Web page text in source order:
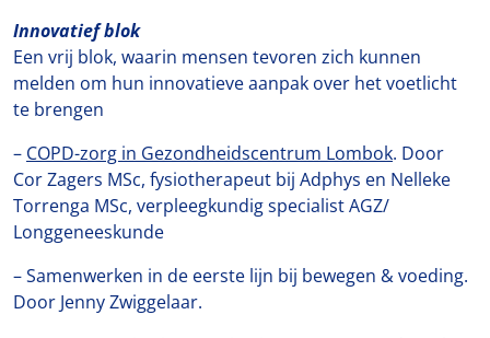
Innovatief blok
Een vrij blok, waarin mensen tevoren zich kunnen
melden om hun innovatieve aanpak over het voetlicht
te brengen
– COPD-zorg in Gezondheidscentrum Lombok. Door
Cor Zagers MSc, fysiotherapeut bij Adphys en Nelleke
Torrenga MSc, verpleegkundig specialist AGZ/
Longgeneeskunde
– Samenwerken in de eerste lijn bij bewegen & voeding.
Door Jenny Zwiggelaar.